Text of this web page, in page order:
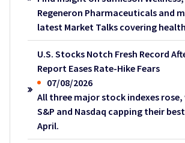
Regeneron Pharmaceuticals and
latest Market Talks covering
U.S. Stocks Notch Fresh Record
Report Eases Rate-Hike Fears
07/08/2026
All three major stock indexes
S&P and Nasdaq capping their
April.